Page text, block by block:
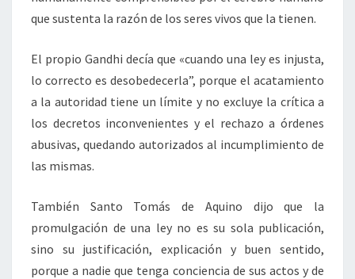
que sustenta la razón de los seres vivos que la tienen.
El propio Gandhi decía que «cuando una ley es injusta,
lo correcto es desobedecerla”, porque el acatamiento
a la autoridad tiene un límite y no excluye la crítica a
los decretos inconvenientes y el rechazo a órdenes
abusivas, quedando autorizados al incumplimiento de
las mismas.
También Santo Tomás de Aquino dijo que la
promulgación de una ley no es su sola publicación,
sino su justificación, explicación y buen sentido,
porque a nadie que tenga conciencia de sus actos y de